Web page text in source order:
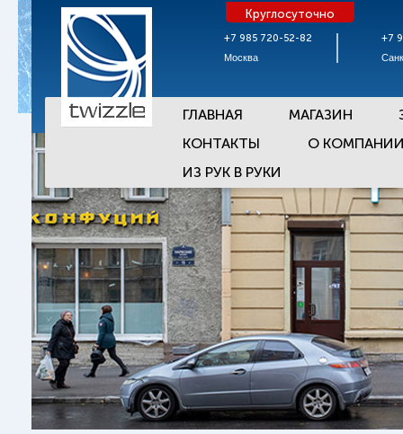
+7 985 720-52-82
Москва
Круглосуточно
+7
ГЛАВНАЯ МАГАЗИН
КОНТАКТЫ
О
ИЗ РУК В РУКИ